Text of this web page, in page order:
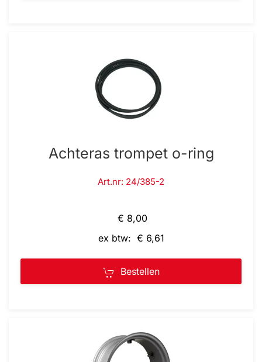
Achteras trompet o-ring
Art.nr: 24/385-2
€ 8,00
ex btw: € 6,61
Bestellen